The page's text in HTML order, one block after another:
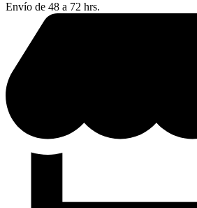
Envío de 48 a 72 hrs.